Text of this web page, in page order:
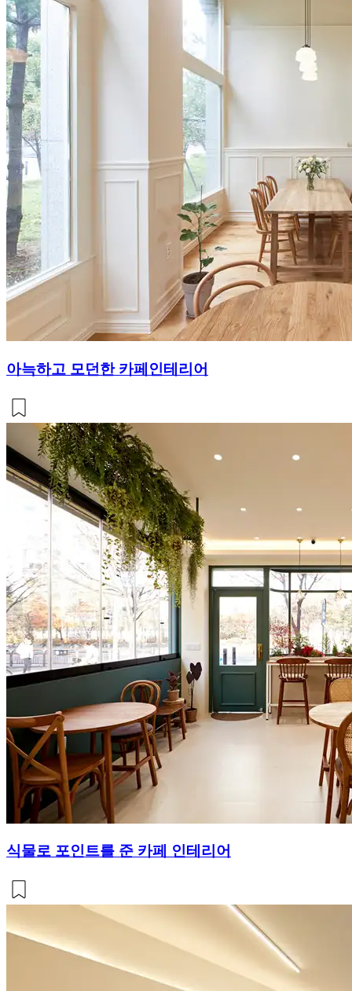
아늑하고 모던한 카페인테리어
식물로 포인트를 준 카페 인테리어